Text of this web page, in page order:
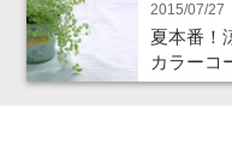
2015/07/27
夏本番！
カラーコ